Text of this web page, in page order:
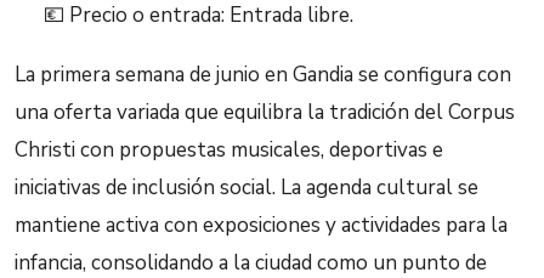
💶 Precio o entrada: Entrada libre.
La primera semana de junio en Gandia se configura con
una oferta variada que equilibra la tradición del Corpus
Christi con propuestas musicales, deportivas e
iniciativas de inclusión social. La agenda cultural se
mantiene activa con exposiciones y actividades para la
infancia, consolidando a la ciudad como un punto de